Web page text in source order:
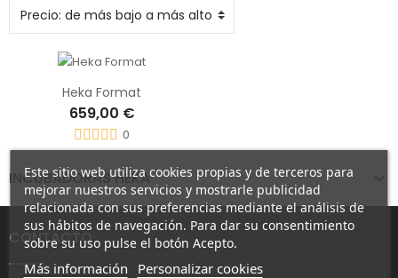
INCUBADORAS HEKA
Heka Format
659,00 €
0
Este sitio web utiliza cookies propias y de terceros para
mejorar nuestros servicios y mostrarle publicidad
relacionada con sus preferencias mediante el análisis de
sus hábitos de navegación. Para dar su consentimiento
sobre su uso pulse el botón Acepto.
Más información Personalizar cookies
CONTACTO